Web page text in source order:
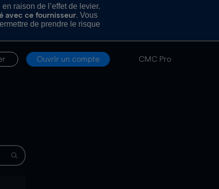
raison de l’effet de levier.
avec ce fournisseur. Vous
de prendre le risque
Ouvrir un compte CMC Pro